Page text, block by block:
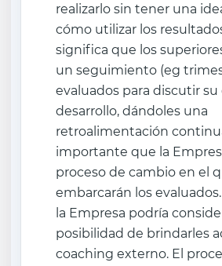
realizarlo sin tener una
cómo utilizar los
significa que los
un seguimiento (eg
evaluados para discutir
desarrollo, dándoles una
retroalimentación
importante que la
proceso de cambio en el
embarcarán los
la Empresa podría
posibilidad de brindarles
coaching externo. El